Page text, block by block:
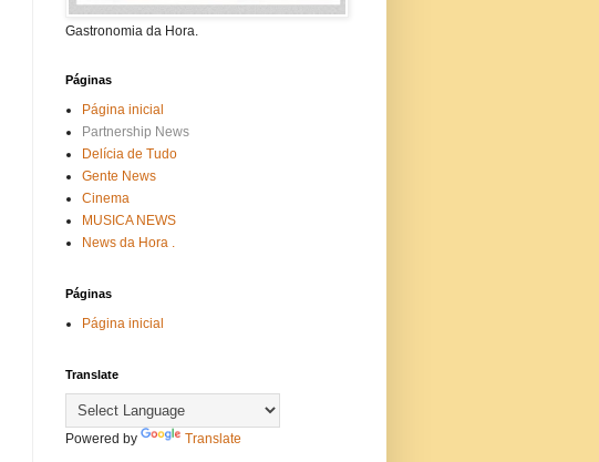
Gastronomia da Hora.
Páginas
Página inicial
Partnership News
Delícia de Tudo
Gente News
Cinema
MUSICA NEWS
News da Hora .
Páginas
Página inicial
Translate
Powered by Translate